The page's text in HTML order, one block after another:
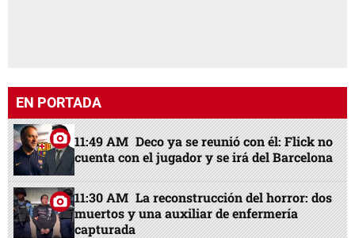
EN PORTADA
11:49 AM Deco ya se reunió con él: Flick no
cuenta con el jugador y se irá del Barcelona
11:30 AM La reconstrucción del horror: dos
muertos y una auxiliar de enfermería
capturada